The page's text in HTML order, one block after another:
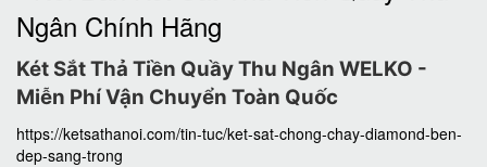
Két Sắt Thả Tiền Quầy Thu Ngân WELKO -
Miễn Phí Vận Chuyển Toàn Quốc
https://ketsathanoi.com/tin-tuc/ket-sat-chong-chay-diamond-ben-
dep-sang-trong